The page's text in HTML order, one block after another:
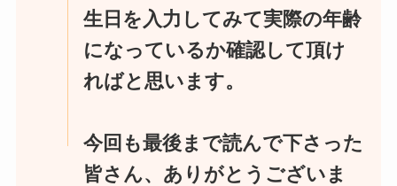
生日を入力してみて実際の年齢
になっているか確認して頂け
ればと思います。
今回も最後まで読んで下さった
皆さん、ありがとうございま